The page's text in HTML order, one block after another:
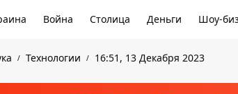
Война Столица Деньги Шоу-
Технологии 16:51, 13 Декабря 2023